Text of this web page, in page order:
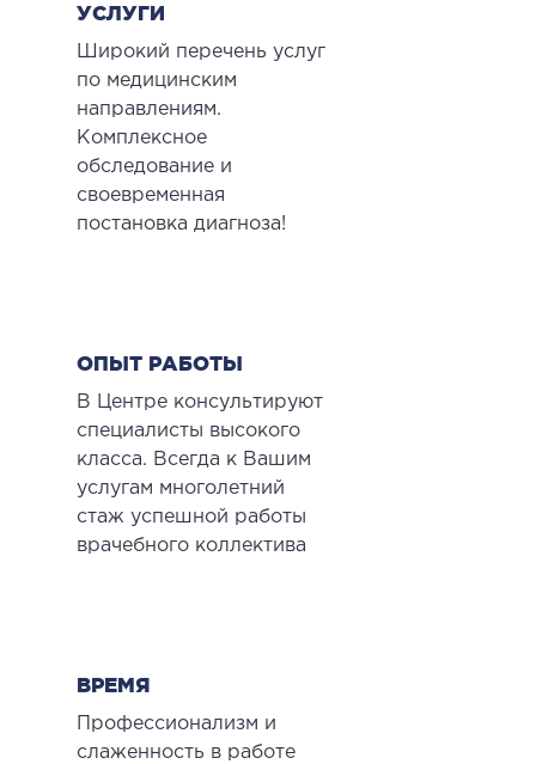
ХИРУРГИЯ
хирургия
И ОРТОПЕДИЯ
И ЭФФЕРЕНТНАЯ
и гемосорбция
услуги
УСЛУГИ
Широкий перечень услуг
по медицинским
направлениям.
Комплексное
обследование и
своевременная
постановка диагноза!
ОПЫТ РАБОТЫ
В Центре консультируют
специалисты высокого
класса. Всегда к Вашим
услугам многолетний
стаж успешной работы
врачебного коллектива
ВРЕМЯ
Профессионализм и
слаженность в работе